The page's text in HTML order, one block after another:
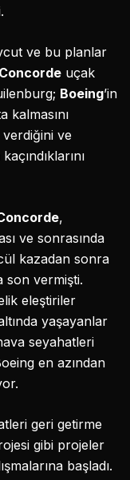
ve bu planlar
Concorde uçak
Boeing’in
kalmasını
ve
,
ve sonrasında
kazadan sonra
son vermişti.
eleştiriler
yaşayanlar
seyahatleri
en azından
geri getirme
gibi projeler
başladı.